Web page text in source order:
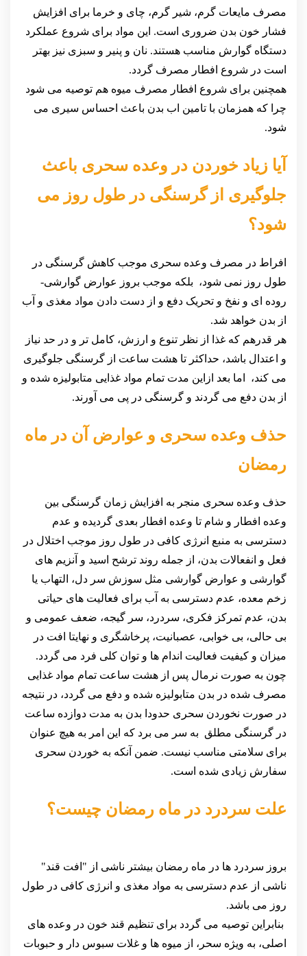
مصرف مایعات گرم، شیر گرم، چای و خرما برای افزایش
فشار خون بدن ضروری است. این مواد برای شروع عملکرد
دستگاه گوارش مناسب هستند. نان و پنیر و سبزی نیز بهتر
است در شروع افطار مصرف گردد.
همچنین برای شروع افطار مصرف میوه هم توصیه می شود
چرا که همزمان با تامین اب بدن باعث احساس سیری می
شود.
آیا زیاد خوردن در وعده سحری باعث
جلوگیری از گرسنگی در طول روز می
شود؟
افراط در مصرف وعده سحری موجب کاهش گرسنگی در
طول روز نمی شود، بلکه موجب بروز عوارض گوارشی-
روده ای و نفخ و تحریک دفع و از دست دادن مواد مغذی و آب
از بدن خواهد شد.
هر قدرهم که غذا از نظر تنوع و ارزش، کامل تر و در حد نیاز
و اعتدال باشد، حداکثر تا هشت ساعت از گرسنگی جلوگیری
می کند، اما بعد ازاین مدت تمام مواد غذایی متابولیزه شده و
از بدن دفع می گردند و گرسنگی در پی می آورند.
حذف وعده سحری و عوارض آن در ماه
رمضان
حذف وعده سحری منجر به افزایش زمان گرسنگی بین
وعده افطار و شام تا وعده افطار بعدی گردیده و عدم
دسترسی به منبع انرژی کافی در طول روز موجب اختلال در
فعل و انفعالات بدن، از جمله روند ترشح اسید و آنزیم های
گوارشی و عوارض گوارشی مثل سوزش سر دل، التهاب یا
زخم معده، عدم دسترسی به آب برای فعالیت های حیاتی
بدن، عدم تمرکز فکری، سردرد، سر گیجه، ضعف عمومی و
بی حالی، بی خوابی، عصبانیت، پرخاشگری و نهایتا افت در
میزان و کیفیت فعالیت اندام ها و توان کلی فرد می گردد.
چون به صورت نرمال پس از هشت ساعت تمام مواد غذایی
مصرف شده در بدن متابولیزه شده و دفع می گردد، در نتیجه
در صورت نخوردن سحری حدودا بدن به مدت دوازده ساعت
در گرسنگی مطلق به سر می برد که این امر به هیچ عنوان
برای سلامتی مناسب نیست. ضمن آنکه به خوردن سحری
سفارش زیادی شده است.
علت سردرد در ماه رمضان چیست؟
بروز سردرد ها در ماه رمضان بیشتر ناشی از "افت قند"
ناشی از عدم دسترسی به مواد مغذی و انرژی کافی در طول
روز می باشد.
بنابراین توصیه می گردد برای تنظیم قند خون در وعده های
اصلی، به ویژه سحر، از میوه ها و غلات سبوس دار و حبوبات